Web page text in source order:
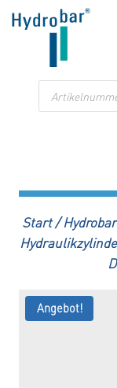
Zum
Inhalt
Products
search
Start /
Angebot!